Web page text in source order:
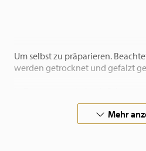
Um selbst zu präparieren.
werden getrocknet und gefalzt
ganzen Welt, garantieren Wir
Mehr